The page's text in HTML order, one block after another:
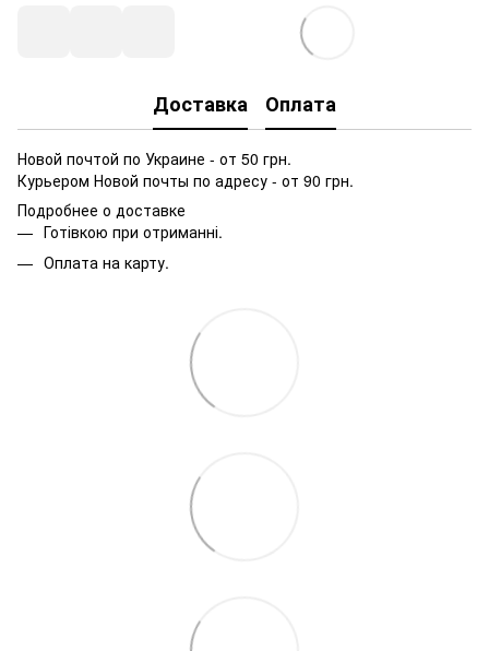
Доставка Оплата
Новой почтой по Украине - от 50 грн.
Курьером Новой почты по адресу - от 90 грн.
Подробнее о доставке
Готівкою при отриманні.
Оплата на карту.